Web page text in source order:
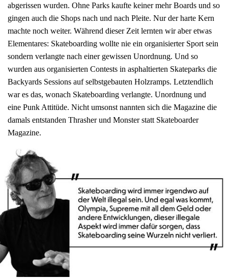
abgerissen wurden. Ohne Parks kaufte keiner mehr Boards und so
gingen auch die Shops nach und nach Pleite. Nur der harte Kern
machte noch weiter. Während dieser Zeit lernten wir aber etwas
Elementares: Skateboarding wollte nie ein organisierter Sport sein
sondern verlangte nach einer gewissen Unordnung. Und so
wurden aus organisierten Contests in asphaltierten Skateparks die
Backyards Sessions auf selbstgebauten Holzramps. Letztendlich
war es das, wonach Skateboarding verlangte. Unordnung und
eine Punk Attitüde. Nicht umsonst nannten sich die Magazine die
damals entstanden Thrasher und Monster statt Skateboarder
Magazine.